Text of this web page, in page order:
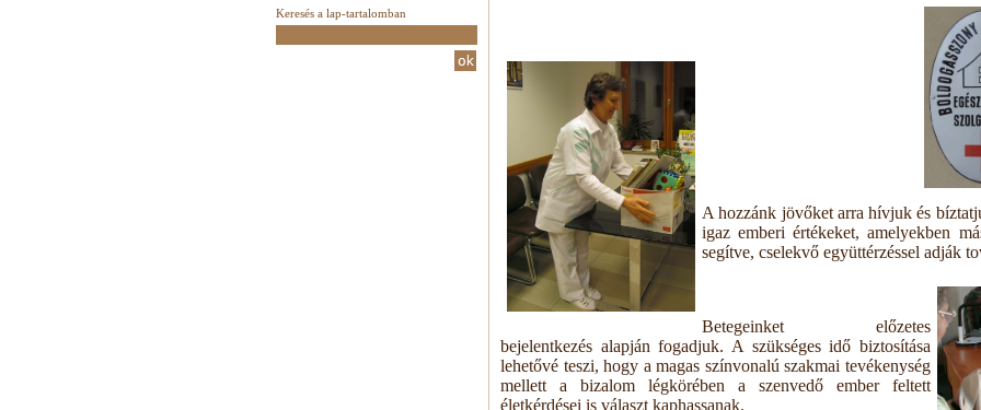
Keresés a lap-tartalomban
A hozzánk jövőket arra hívjuk és
igaz emberi értékeket, amelyekben
segítve, cselekvő együttérzéssel adják
Betegeinket előzetes
bejelentkezés alapján fogadjuk. A szükséges idő biztosítása
lehetővé teszi, hogy a magas színvonalú szakmai tevékenység
mellett a bizalom légkörében a szenvedő ember feltett
életkérdései is választ kaphassanak.